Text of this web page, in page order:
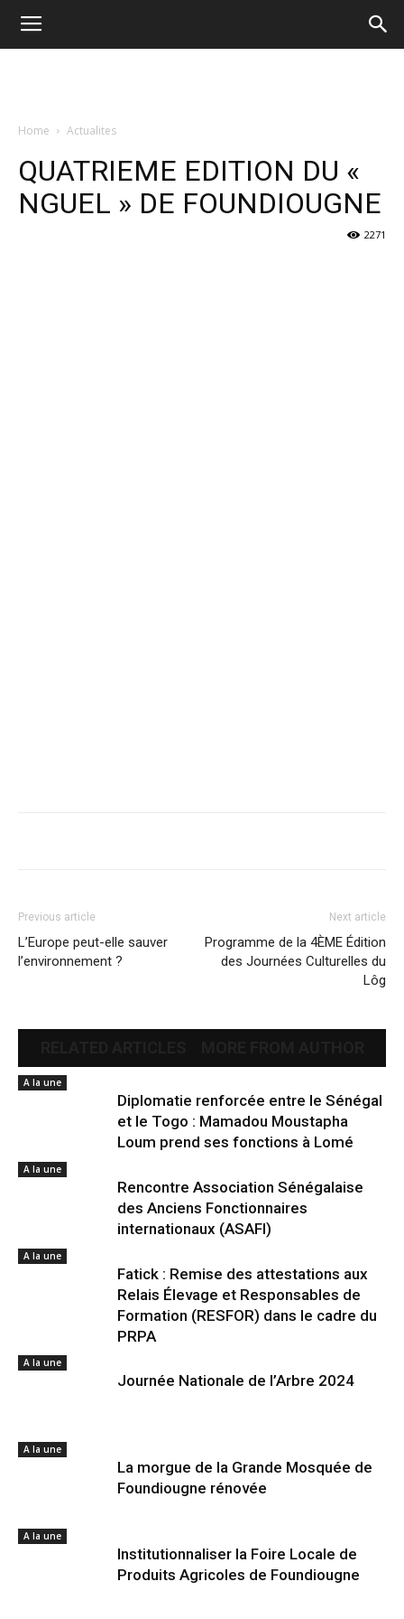
Home Actualites
QUATRIEME EDITION DU «
NGUEL » DE FOUNDIOUGNE
2271
Previous article
L’Europe peut-elle sauver
l’environnement ?
Next article
Programme de la 4ÈME Édition
des Journées Culturelles du
Lôg
A la une
Diplomatie renforcée entre le Sénégal
et le Togo : Mamadou Moustapha
Loum prend ses fonctions à Lomé
A la une
Rencontre Association Sénégalaise
des Anciens Fonctionnaires
internationaux (ASAFI)
A la une
Fatick : Remise des attestations aux
Relais Élevage et Responsables de
Formation (RESFOR) dans le cadre du
PRPA
A la une
Journée Nationale de l’Arbre 2024
A la une
La morgue de la Grande Mosquée de
Foundiougne rénovée
A la une
Institutionnaliser la Foire Locale de
Produits Agricoles de Foundiougne